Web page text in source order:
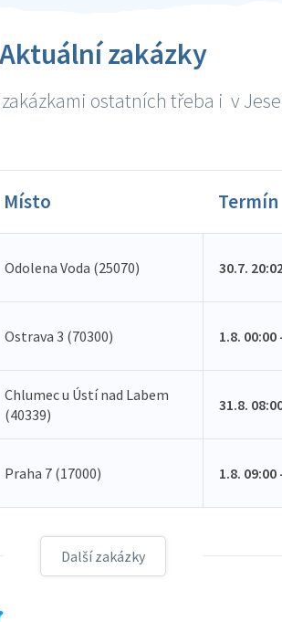
Aktuální zakázky
ostatních třeba i v
Místo Termín
Odolena Voda (25070) 30.7.
Ostrava 3 (70300) 1.8. 00:00
Chlumec u Ústí nad Labem
(40339)
31.8.
Praha 7 (17000) 1.8. 09:00
Další zakázky